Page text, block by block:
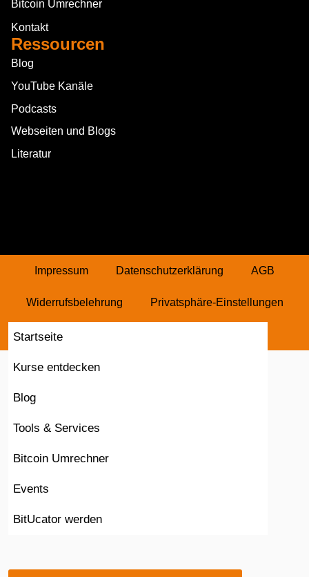
Bitcoin Umrechner
Kontakt
Ressourcen
Blog
YouTube Kanäle
Podcasts
Webseiten und Blogs
Literatur
Impressum Datenschutzerklärung AGB
Widerrufsbelehrung Privatsphäre-Einstellungen
Historie Privatsphäre
Startseite
Kurse entdecken
Blog
Tools & Services
Bitcoin Umrechner
Events
BitUcator werden